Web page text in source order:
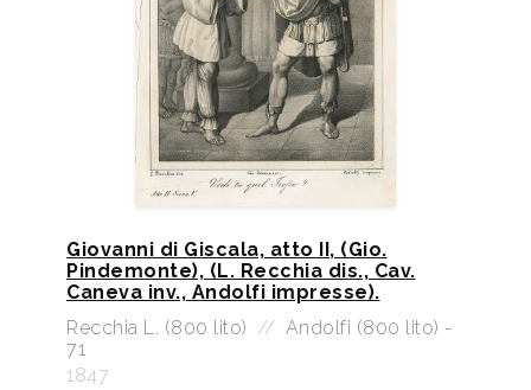
Giovanni di Giscala, atto II, (Gio.
Pindemonte), (L. Recchia dis., Cav.
Caneva inv., Andolfi impresse).
Recchia L. (800 lito) // Andolfi (800 lito) -
71
1847